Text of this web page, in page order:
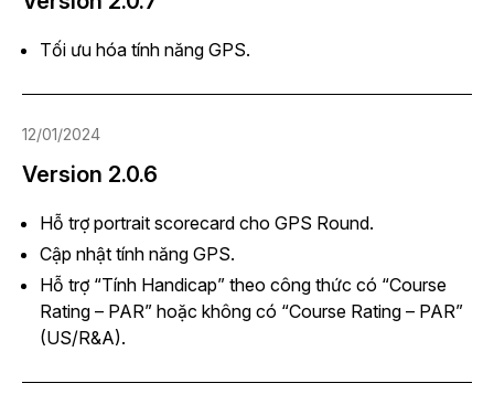
Tối ưu hóa tính năng GPS.
12/01/2024
Version 2.0.6
Hỗ trợ portrait scorecard cho GPS Round.
Cập nhật tính năng GPS.
Hỗ trợ “Tính Handicap” theo công thức có “Course
Rating – PAR” hoặc không có “Course Rating – PAR”
(US/R&A).